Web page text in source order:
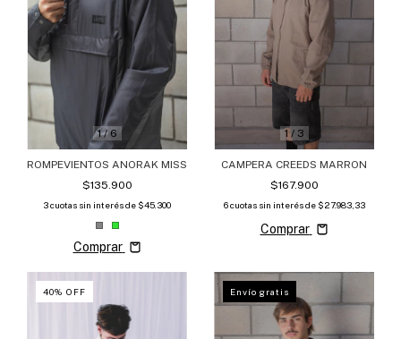
1/6
ROMPEVIENTOS ANORAK MISS
$135.900
3cuotas sin interés de $45.300
Comprar
1/ 3
CAMPERA CREEDS MARRON
$167.900
6 cuotas sin interés de $27.983,33
Comprar
40% OFF Envío gratis